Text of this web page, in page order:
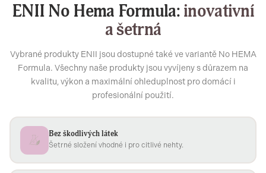
ENII No Hema Formula:inovativní
a šetrná
Vybrané produkty ENII jsou dostupné také ve variantě No HEMA
Formula. Všechny naše produkty jsou vyvíjeny s důrazem na
kvalitu, výkon a maximální ohleduplnost pro domácí i
profesionální použití.
Bez škodlivých látek
Šetrné složení vhodné i pro citlivé nehty.